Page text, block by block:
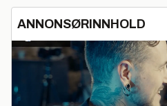
ANNONSØRINNHOLD